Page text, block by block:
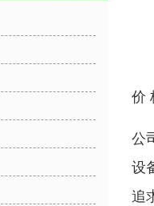
价
公
设
追